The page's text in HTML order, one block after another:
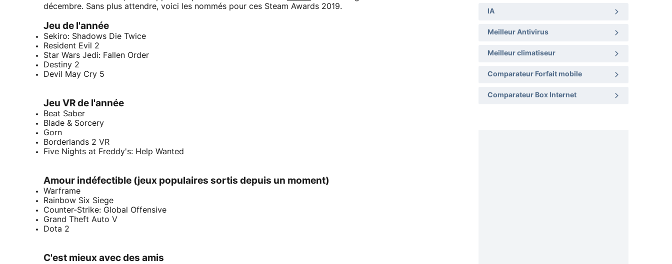
décembre. Sans plus attendre, voici les nommés pour ces Steam Awards 2019.
Jeu de l'année
Sekiro: Shadows Die Twice
Resident Evil 2
Star Wars Jedi: Fallen Order
Destiny 2
Devil May Cry 5
Jeu VR de l'année
Beat Saber
Blade & Sorcery
Gorn
Borderlands 2 VR
Five Nights at Freddy's: Help Wanted
Amour indéfectible (jeux populaires sortis depuis un moment)
Warframe
Rainbow Six Siege
Counter-Strike: Global Offensive
Grand Theft Auto V
Dota 2
C'est mieux avec des amis
IA
Meilleur Antivirus
Meilleur climatiseur
Comparateur Forfait mobile
Comparateur Box Internet